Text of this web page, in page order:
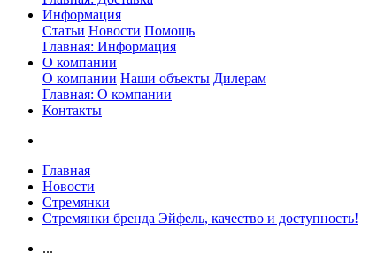
Информация
Статьи Новости Помощь
Главная: Информация
О компании
О компании Наши объекты Дилерам
Главная: О компании
Контакты
Главная
Новости
Стремянки
Стремянки бренда Эйфель, качество и доступность!
...